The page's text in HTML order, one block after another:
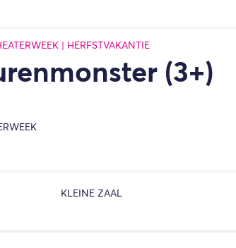
(3+)
| HERFSTVAKANTIE
KLEINE ZAAL